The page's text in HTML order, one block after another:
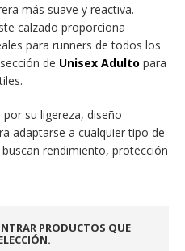
más suave y reactiva.
calzado proporciona
para runners de todos los
de Unisex Adulto para
su ligereza, diseño
adaptarse a cualquier tipo de
rendimiento, protección
PRODUCTOS QUE